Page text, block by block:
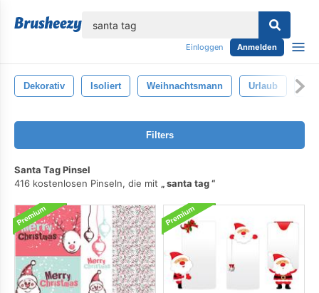
Einloggen Anmelden
Dekorativ Isoliert Weihnachtsmann Urlaub
Filters
Santa Tag Pinsel
416 kostenlosen Pinseln, die mit
santa tag